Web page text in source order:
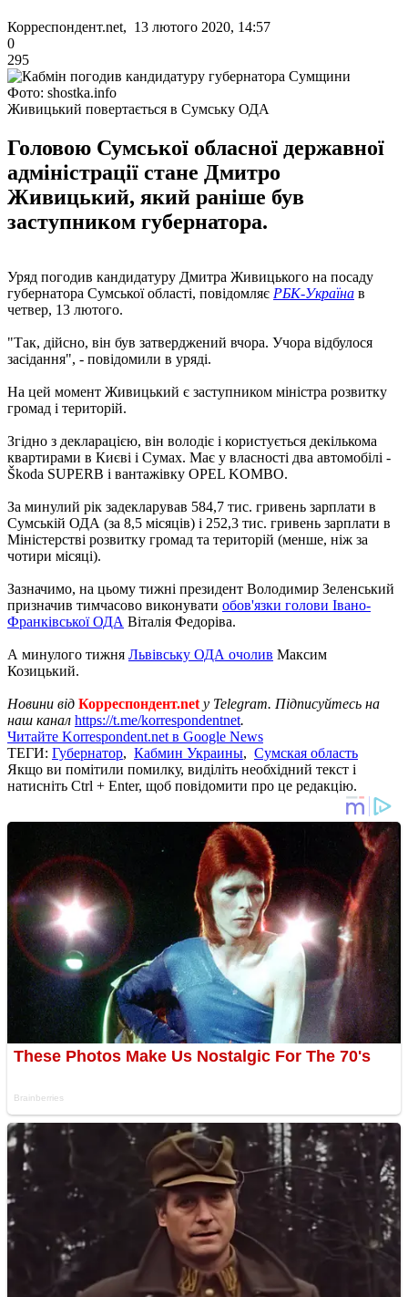
Корреспондент.net, 13 лютого 2020, 14:57
0
295
Фото: shostka.info
Живицький повертається в Сумську ОДА
Головою Сумської обласної державної
адміністрації стане Дмитро
Живицький, який раніше був
заступником губернатора.
Уряд погодив кандидатуру Дмитра Живицького на посаду
губернатора Сумської області, повідомляє РБК-Україна в
четвер, 13 лютого.
"Так, дійсно, він був затверджений вчора. Учора відбулося
засідання", - повідомили в уряді.
На цей момент Живицький є заступником міністра розвитку
громад і територій.
Згідно з декларацією, він володіє і користується декількома
квартирами в Києві і Сумах. Має у власності два автомобілі -
Škoda SUPERB і вантажівку OPEL KOMBO.
За минулий рік задекларував 584,7 тис. гривень зарплати в
Сумській ОДА (за 8,5 місяців) і 252,3 тис. гривень зарплати в
Міністерстві розвитку громад та територій (менше, ніж за
чотири місяці).
Зазначимо, на цьому тижні президент Володимир Зеленський
призначив тимчасово виконувати обов'язки голови Івано-
Франківської ОДА Віталія Федоріва.
А минулого тижня Львівську ОДА очолив Максим
Козицький.
Новини від Корреспондент.net у Telegram. Підписуйтесь на
наш канал https://t.me/korrespondentnet.
Читайте Korrespondent.net в Google News
ТЕГИ: Губернатор, Кабмин Украины, Сумская область
Якщо ви помітили помилку, виділіть необхідний текст і
натисніть Ctrl + Enter, щоб повідомити про це редакцію.